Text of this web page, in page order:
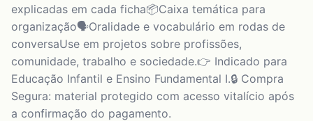
explicadas em cada ficha📦Caixa temática para
organização🗣️Oralidade e vocabulário em rodas de
conversaUse em projetos sobre profissões,
comunidade, trabalho e sociedade.👉 Indicado para
Educação Infantil e Ensino Fundamental I.🔒 Compra
Segura: material protegido com acesso vitalício após
a confirmação do pagamento.